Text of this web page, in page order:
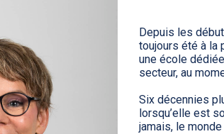
Depuis les
toujours été à la
une école
secteur, au
Six décennies
lorsqu’elle est
jamais, le